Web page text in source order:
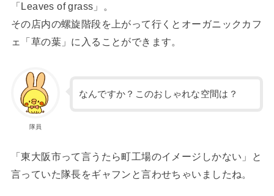
「Leaves of grass」。
その店内の螺旋階段を上がって行くとオーガニックカフ
ェ「草の葉」に入ることができます。
隊員
なんですか？このおしゃれな空間は？
「東大阪市って言うたら町工場のイメージしかない」と
言っていた隊長をギャフンと言わせちゃいましたね。